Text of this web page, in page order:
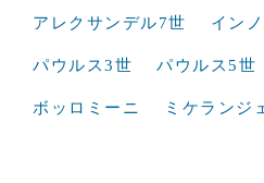
アレクサンデル7世 イン
パウルス3世 パウルス5世
ボッロミーニ ミケランジ